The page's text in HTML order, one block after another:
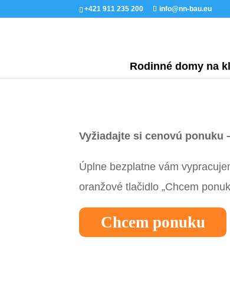
+421 911 235 200 info@nn-bau.eu
Rodinné domy na
Vyžiadajte si cenovú ponuku
Úplne bezplatne vám
oranžové tlačidlo „Chcem
Chcem ponuku